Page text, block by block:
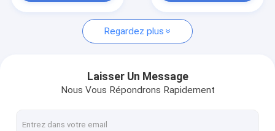
Filtre IV intégré
Filtre à disque de membrane
Membrane de SIÈGE POTENTIEL D'EXPLOSION
Regardez plus
Laisser Un Message
Nous Vous Répondrons Rapidement